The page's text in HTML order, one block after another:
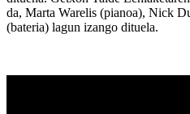
da, Marta Warelis (pianoa), Nick
(bateria) lagun izango dituela.